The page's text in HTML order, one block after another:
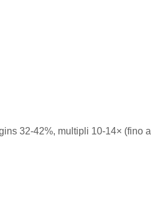
32-42%, multipli 10-14× (fino a